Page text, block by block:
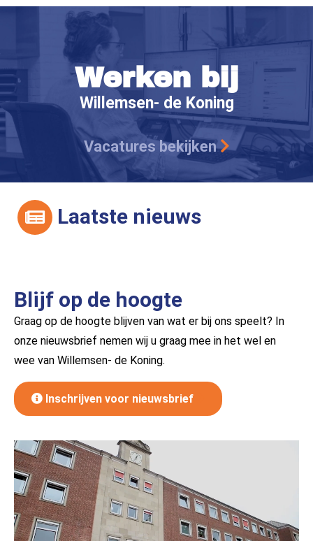
Werken bij
Willemsen- de Koning
Vacatures bekijken
Laatste nieuws
Blijf op de hoogte
Graag op de hoogte blijven van wat er bij ons speelt? In
onze nieuwsbrief nemen wij u graag mee in het wel en
wee van Willemsen- de Koning.
Inschrijven voor nieuwsbrief